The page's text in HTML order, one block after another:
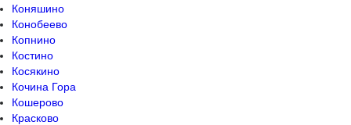
Коняшино
Конобеево
Копнино
Костино
Косякино
Кочина Гора
Кошерово
Красково